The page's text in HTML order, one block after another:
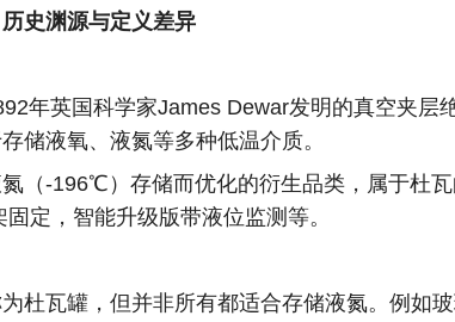
史渊源与定义差异
年英国科学家James Dewar发明的真空夹
储液氧、液氮等多种低温介质。
（-196℃）存储而优化的衍生品类，属于杜
定，智能升级版带液位监测等。
杜瓦罐，但并非所有都适合存储液氮。例如